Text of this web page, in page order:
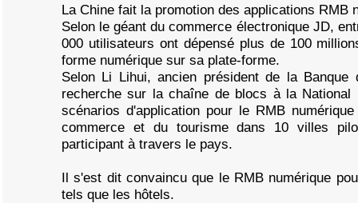
La Chine fait la promotion des applications RMB
Selon le géant du commerce électronique JD,
000 utilisateurs ont dépensé plus de 100
forme numérique sur sa plate-forme.
Selon Li Lihui, ancien président de la
recherche sur la chaîne de blocs à la
scénarios d'application pour le RMB
commerce et du tourisme dans 10 villes
participant à travers le pays.
Il s'est dit convaincu que le RMB numérique
tels que les hôtels.